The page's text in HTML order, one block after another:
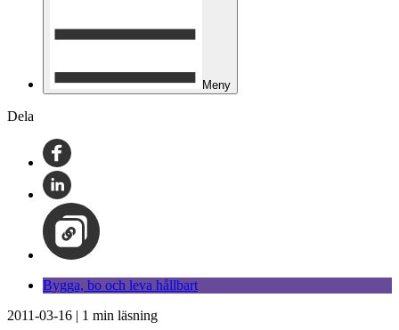
Meny
Dela
Bygga, bo och leva hållbart
2011-03-16 | 1 min läsning